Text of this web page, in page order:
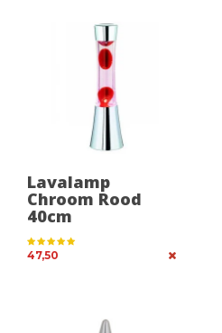
Lavalamp
Chroom Rood
40cm
47,50